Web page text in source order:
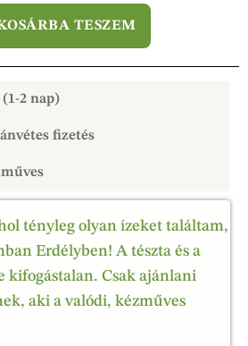
TESZEM
2 nap)
fizetés
tényleg olyan ízeket találtam,
Erdélyben! A tészta és a
kifogástalan. Csak ajánlani
aki a valódi, kézműves